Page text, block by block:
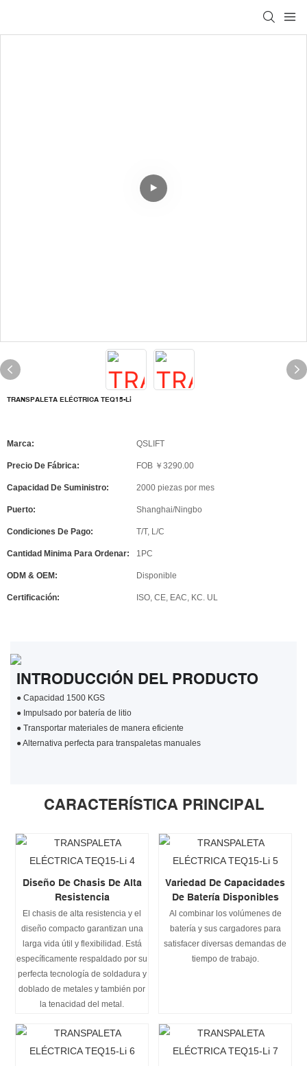
TRANSPALETA ELÉCTRICA TEQ15-Li
Marca: QSLIFT
Precio De Fábrica: FOB ￥3290.00
Capacidad De Suministro: 2000 piezas por mes
Puerto: Shanghai/Ningbo
Condiciones De Pago: T/T, L/C
Cantidad Minima Para Ordenar: 1PC
ODM & OEM: Disponible
Certificación: ISO, CE, EAC, KC. UL
INTRODUCCIÓN DEL PRODUCTO
●Capacidad 1500 KGS
● Impulsado por batería de litio
●Transportar materiales de manera eficiente
●Alternativa perfecta para transpaletas manuales
CARACTERÍSTICA PRINCIPAL
Diseño De Chasis De Alta
Resistencia
El chasis de alta resistencia y el
diseño compacto garantizan una
larga vida útil y flexibilidad. Está
específicamente respaldado por su
perfecta tecnología de soldadura y
doblado de metales y también por
la tenacidad del metal.
Variedad De Capacidades
De Batería Disponibles
Al combinar los volúmenes de
batería y sus cargadores para
satisfacer diversas demandas de
tiempo de trabajo.